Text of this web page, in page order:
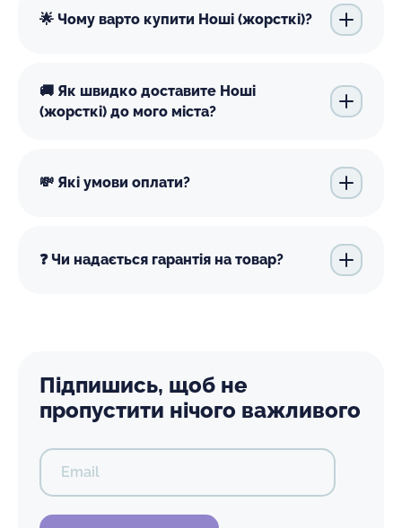
🌟 Чому варто купити Ноші (жорсткі)?
🚚 Як швидко доставите Ноші
(жорсткі) до мого міста?
💸 Які умови оплати?
❓ Чи надається гарантія на товар?
Підпишись, щоб не
пропустити нічого важливого
Email